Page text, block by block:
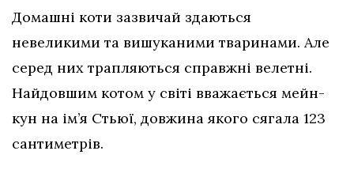
Домашні коти зазвичай здаються
невеликими та вишуканими тваринами. Але
серед них трапляються справжні велетні.
Найдовшим котом у світі вважається мейн-
кун на ім’я Стьюї, довжина якого сягала 123
сантиметрів.